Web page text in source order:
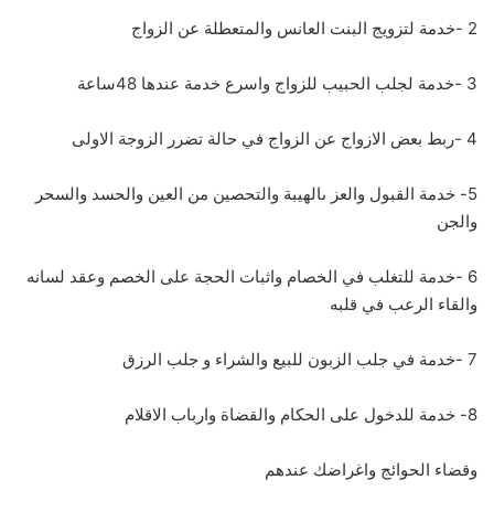
2 -خدمة لتزويج البنت العانس والمتعطلة عن الزواج
3 -خدمة لجلب الحبيب للزواج واسرع خدمة عندها 48ساعة
4 -ربط بعض الازواج عن الزواج في حالة تضرر الزوجة الاولى
5- خدمة القبول والعز ىالهيبة والتحصين من العين والحسد والسحر
والجن
6 -خدمة للتغلب في الخصام واثبات الحجة على الخصم وعقد لسانه
والقاء الرعب في قلبه
7 -خدمة في جلب الزبون للبيع والشراء و جلب الرزق
8- خدمة للدخول على الحكام والقضاة وارباب الاقلام
وقضاء الحوائج واغراضك عندهم